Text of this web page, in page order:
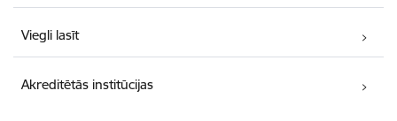
Viegli lasīt
Akreditētās institūcijas